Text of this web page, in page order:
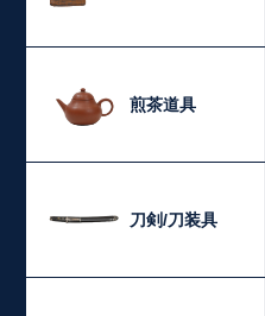
煎茶道具
刀剣/刀装具